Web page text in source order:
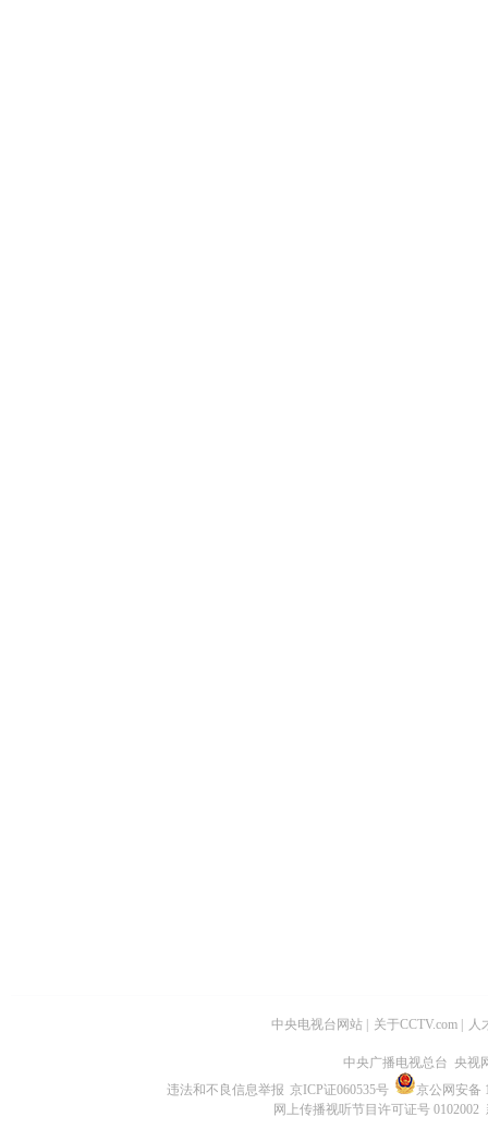
中央电视台网站 关于CCTV.com 人
中央广播电视总台 央视
违法和不良信息举报 京ICP证060535号
京公网安备
网上传播视听节目许可证号 0102002